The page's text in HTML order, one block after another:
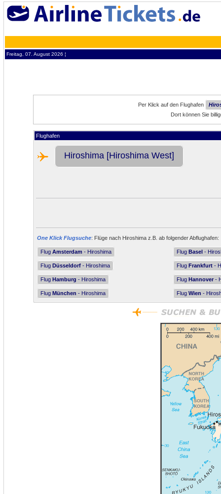
Freitag, 07. August 2026 ¦
Per Klick auf den Flughafen
Dort können Sie
Flughafen
Hiroshima [Hiroshima West]
One Klick Flugsuche: Flüge nach Hiroshima z.B. ab folgender Abflughafen:
Flug Amsterdam - Hiroshima Flug Basel -
Flug Düsseldorf - Hiroshima Flug Frankfurt -
Flug Hamburg - Hiroshima Flug Hannover -
Flug München - Hiroshima Flug Wien -